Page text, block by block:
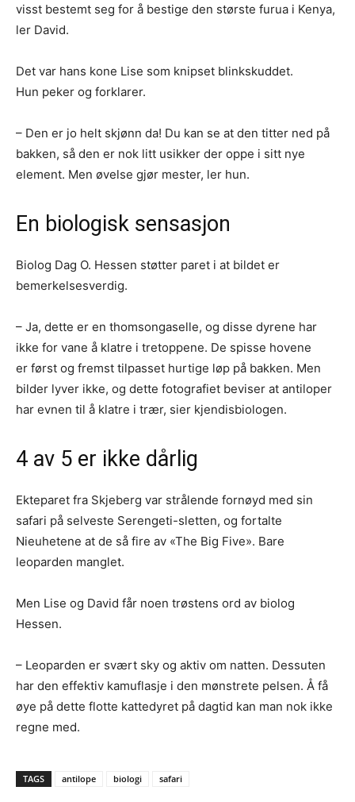
visst bestemt seg for å bestige den største furua i Kenya,
ler David.
Det var hans kone Lise som knipset blinkskuddet.
Hun peker og forklarer.
– Den er jo helt skjønn da! Du kan se at den titter ned på
bakken, så den er nok litt usikker der oppe i sitt nye
element. Men øvelse gjør mester, ler hun.
En biologisk sensasjon
Biolog Dag O. Hessen støtter paret i at bildet er
bemerkelsesverdig.
– Ja, dette er en thomsongaselle, og disse dyrene har
ikke for vane å klatre i tretoppene. De spisse hovene
er først og fremst tilpasset hurtige løp på bakken. Men
bilder lyver ikke, og dette fotografiet beviser at antiloper
har evnen til å klatre i trær, sier kjendisbiologen.
4 av 5 er ikke dårlig
Ekteparet fra Skjeberg var strålende fornøyd med sin
safari på selveste Serengeti-sletten, og fortalte
Nieuhetene at de så fire av «The Big Five». Bare
leoparden manglet.
Men Lise og David får noen trøstens ord av biolog
Hessen.
– Leoparden er svært sky og aktiv om natten. Dessuten
har den effektiv kamuflasje i den mønstrete pelsen. Å få
øye på dette flotte kattedyret på dagtid kan man nok ikke
regne med.
TAGS antilope biologi safari